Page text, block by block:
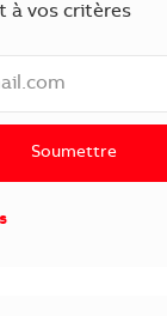
à vos critères
Soumettre